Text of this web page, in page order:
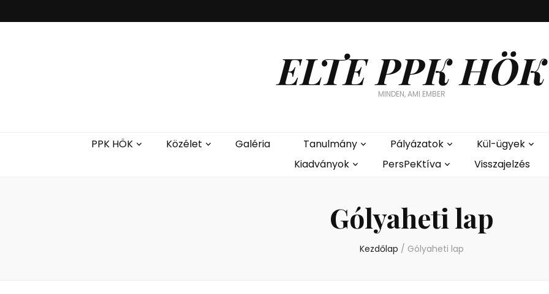
ELTE PPK HÖK
MINDEN, AMI EMBER
PPK HÖK Közélet Galéria Tanulmány Pályázatok Kül-ügyek
Kiadványok
PersPeKtíva Visszajelzés
Gólyaheti lap
Kezdőlap / Gólyaheti lap